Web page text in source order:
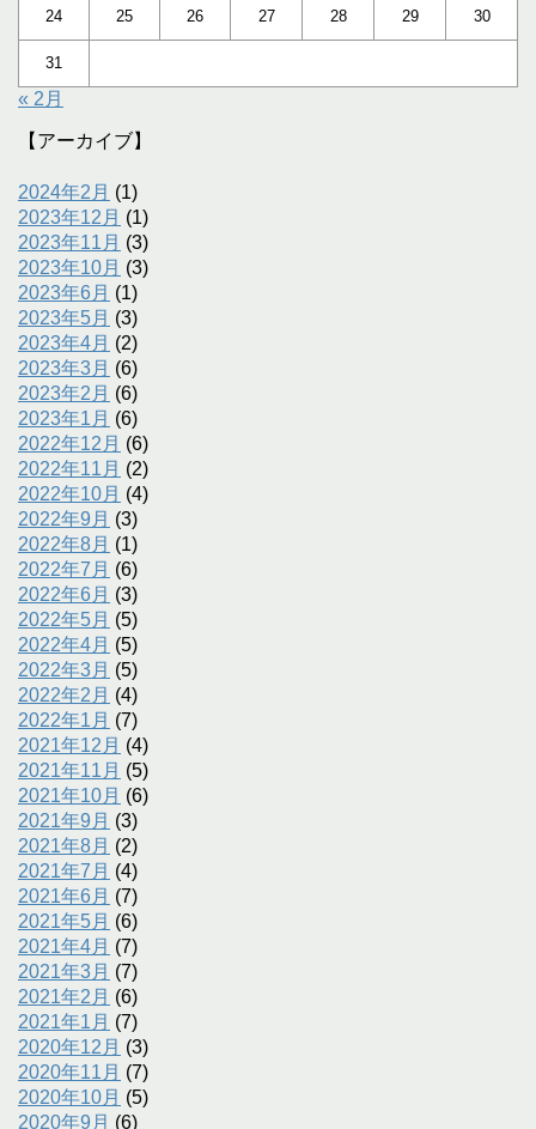
24 25 26 27 28 29 30
31
« 2月
【アーカイブ】
2024年2月 (1)
2023年12月 (1)
2023年11月 (3)
2023年10月 (3)
2023年6月 (1)
2023年5月 (3)
2023年4月 (2)
2023年3月 (6)
2023年2月 (6)
2023年1月 (6)
2022年12月 (6)
2022年11月 (2)
2022年10月 (4)
2022年9月 (3)
2022年8月 (1)
2022年7月 (6)
2022年6月 (3)
2022年5月 (5)
2022年4月 (5)
2022年3月 (5)
2022年2月 (4)
2022年1月 (7)
2021年12月 (4)
2021年11月 (5)
2021年10月 (6)
2021年9月 (3)
2021年8月 (2)
2021年7月 (4)
2021年6月 (7)
2021年5月 (6)
2021年4月 (7)
2021年3月 (7)
2021年2月 (6)
2021年1月 (7)
2020年12月 (3)
2020年11月 (7)
2020年10月 (5)
2020年9月 (6)